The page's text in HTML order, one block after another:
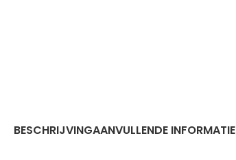
BESCHRIJVINGAANVULLENDE INFORMATIE